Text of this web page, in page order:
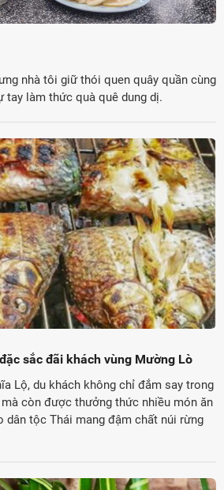
nhà tôi giữ thói quen quây quần cùng
tay làm thức quà quê dung dị.
sắc đãi khách vùng Mường Lò
Lộ, du khách không chỉ đắm say trong
còn được thưởng thức nhiều món ăn
dân tộc Thái mang đậm chất núi rừng